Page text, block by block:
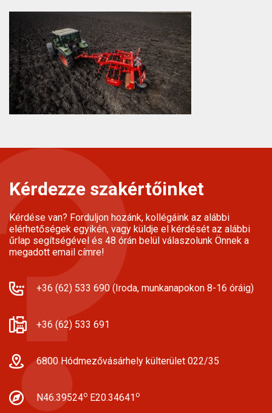
Kérdezze szakértőinket
Kérdése van? Forduljon hozánk, kollégáink az alábbi
elérhetőségek egyikén, vagy küldje el kérdését az alábbi
űrlap segítségével és 48 órán belül válaszolunk Önnek a
megadott email címre!
+36 (62) 533 690 (Iroda, munkanapokon 8-16 óráig)
+36 (62) 533 691
6800 Hódmezővásárhely külterület 022/35
N46.39524o E20.34641 o